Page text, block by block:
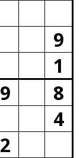
9
1
9
8
4
2